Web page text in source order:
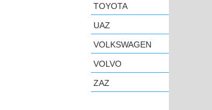
TOYOTA
UAZ
VOLKSWAGEN
VOLVO
ZAZ